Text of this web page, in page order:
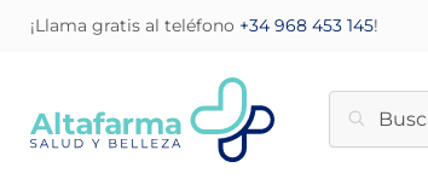
¡Llama gratis al teléfono +34 968 453 145!